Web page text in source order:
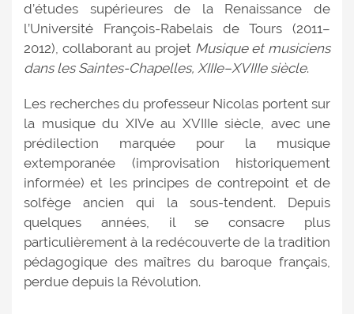
d’études supérieures de la Renaissance de
l’Université François-Rabelais de Tours (2011–
2012), collaborant au projet Musique et musiciens
dans les Saintes-Chapelles, XIIIe–XVIIIe siècle.
Les recherches du professeur Nicolas portent sur
la musique du XIVe au XVIIIe siècle, avec une
prédilection marquée pour la musique
extemporanée (improvisation historiquement
informée) et les principes de contrepoint et de
solfège ancien qui la sous-tendent. Depuis
quelques années, il se consacre plus
particulièrement à la redécouverte de la tradition
pédagogique des maîtres du baroque français,
perdue depuis la Révolution.